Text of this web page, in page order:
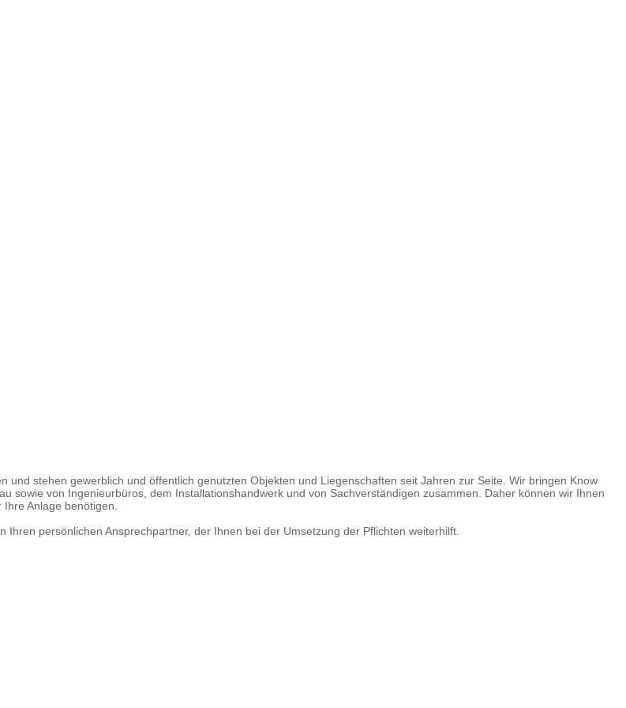
stehen gewerblich und öffentlich genutzten Objekten und Liegenschaften seit Jahren zur Seite. Wir bringen Know
sowie von Ingenieurbüros, dem Installationshandwerk und von Sachverständigen zusammen. Daher können wir Ihnen
Anlage benötigen.
persönlichen Ansprechpartner, der Ihnen bei der Umsetzung der Pflichten weiterhilft.